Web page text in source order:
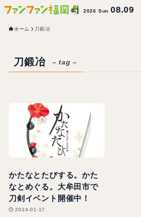
2026 Sun08.09
ホーム 刀鍛冶
刀鍛冶 – tag –
かたなとたびする。かた
なとめぐる。大牟田市で
刀剣イベント開催中！
2024-01-17